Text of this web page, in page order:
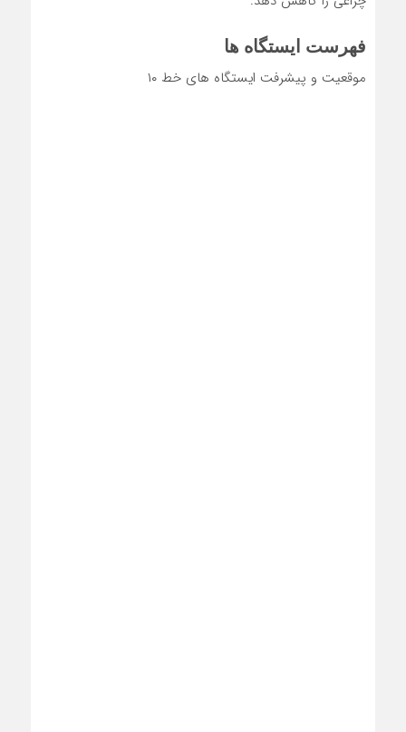
فهرست ایستگاه ها
موقعیت و پیشرفت ایستگاه های خط ۱۰